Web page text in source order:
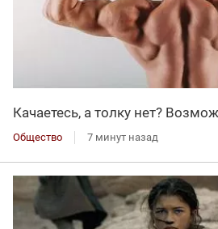
Качаетесь, а толку нет?
Общество 7 минут назад